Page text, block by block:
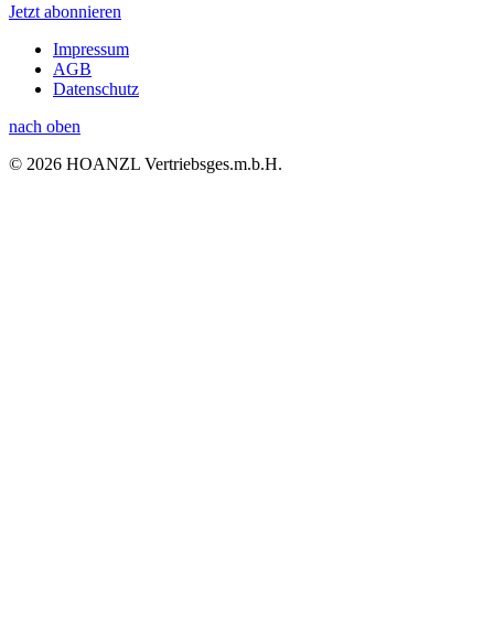
Jetzt abonnieren
Impressum
AGB
Datenschutz
nach oben
© 2026 HOANZL Vertriebsges.m.b.H.